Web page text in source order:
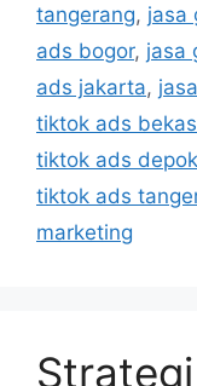
tangerang, jasa
ads bogor, jasa
ads jakarta,
tiktok ads
tiktok ads depok
tiktok ads
marketing